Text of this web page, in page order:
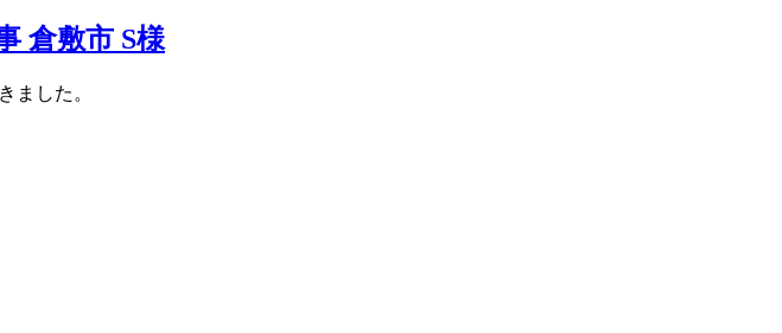
倉敷市 S様
ました。